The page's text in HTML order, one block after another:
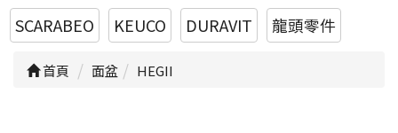
SCARABEO
KEUCO DURAVIT 龍頭零件
首頁 面盆 HEGII